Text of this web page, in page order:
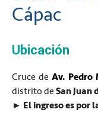
Cápac
Ubicación
Cruce de Av. Pedro
distrito de San Juan
► El ingreso es por